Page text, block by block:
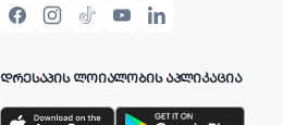
ᲓᲠᲔᲡᲐᲞᲘᲡ ᲚᲝᲘᲐᲚᲝᲑᲘᲡ ᲐᲞᲚᲘᲙᲐᲪᲘᲐ